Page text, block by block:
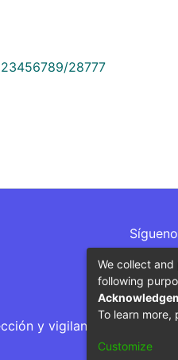
28777
y vigilancia por parte
We collect
following
To learn more,
Customize